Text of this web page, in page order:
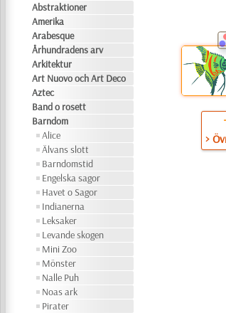
Abstraktioner
Amerika
Arabesque
Århundradens arv
Arkitektur
Art Nuovo och Art Deco
Aztec
Band o rosett
Barndom
Alice
Älvans slott
Barndomstid
Engelska sagor
Havet o Sagor
Indianerna
Leksaker
Levande skogen
Mini Zoo
Mönster
Nalle Puh
Noas ark
Pirater
>